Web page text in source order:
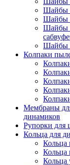
Шайбы
Шайбы
Шайбы
Шайбы
Колпаки
Мембраны
динамиков
Рупорки для
Кольца для
Кольца
Кольца